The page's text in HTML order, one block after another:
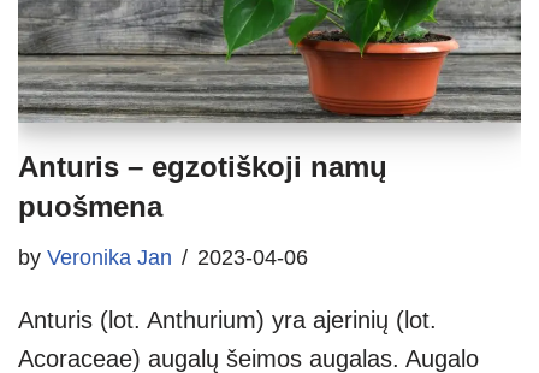
Anturis – egzotiškoji namų
puošmena
by Veronika Jan 2023-04-06
Anturis (lot. Anthurium) yra ajerinių (lot.
Acoraceae) augalų šeimos augalas. Augalo